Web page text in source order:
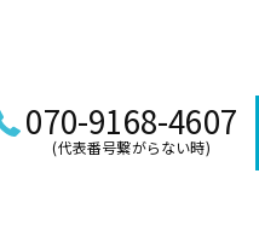
070-9168-4607
(代表番号繋がらない時)